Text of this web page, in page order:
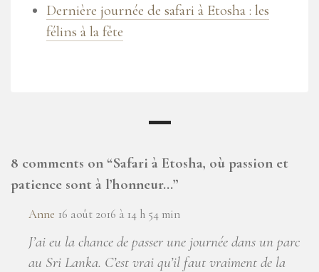
Dernière journée de safari à Etosha : les
félins à la fête
8 comments on “Safari à Etosha, où passion et
patience sont à l’honneur…”
Anne 16 août 2016 à 14 h 54 min
J’ai eu la chance de passer une journée dans un parc
au Sri Lanka. C’est vrai qu’il faut vraiment de la